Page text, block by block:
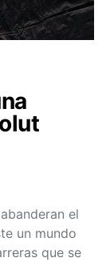
el
un mundo
que se